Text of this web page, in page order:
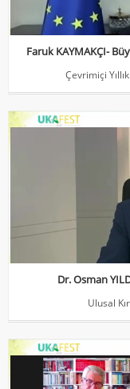
Faruk KAYMAKÇI-
Çevrimiçi
Dr. Osman
Ulusal
Dr. Osman
Ulusal
Tüm
Çevrimiçi Yıllık